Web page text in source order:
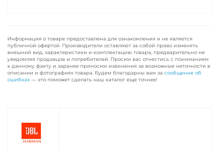
Информация о товаре предоставлена для ознакомления и не является
публичной офертой. Производители оставляют за собой право изменять
внешний вид, характеристики и комплектацию товара, предварительно не
уведомляя продавцов и потребителей. Просим вас отнестись с пониманием
к данному факту и заранее приносим извинения за возможные неточности в
описании и фотографиях товара. Будем благодарны вам за сообщение об
ошибках — это поможет сделать наш каталог еще точнее!